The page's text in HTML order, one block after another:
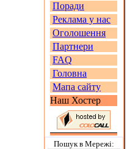
Поради
Реклама у нас
Оголошення
Партнери
FAQ
Головна
Мапа сайту
Наш Хостер
Пошук в Мережi: